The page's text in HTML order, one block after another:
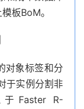
板BoM。
对象标签和分
于实例分割非
Faster R-